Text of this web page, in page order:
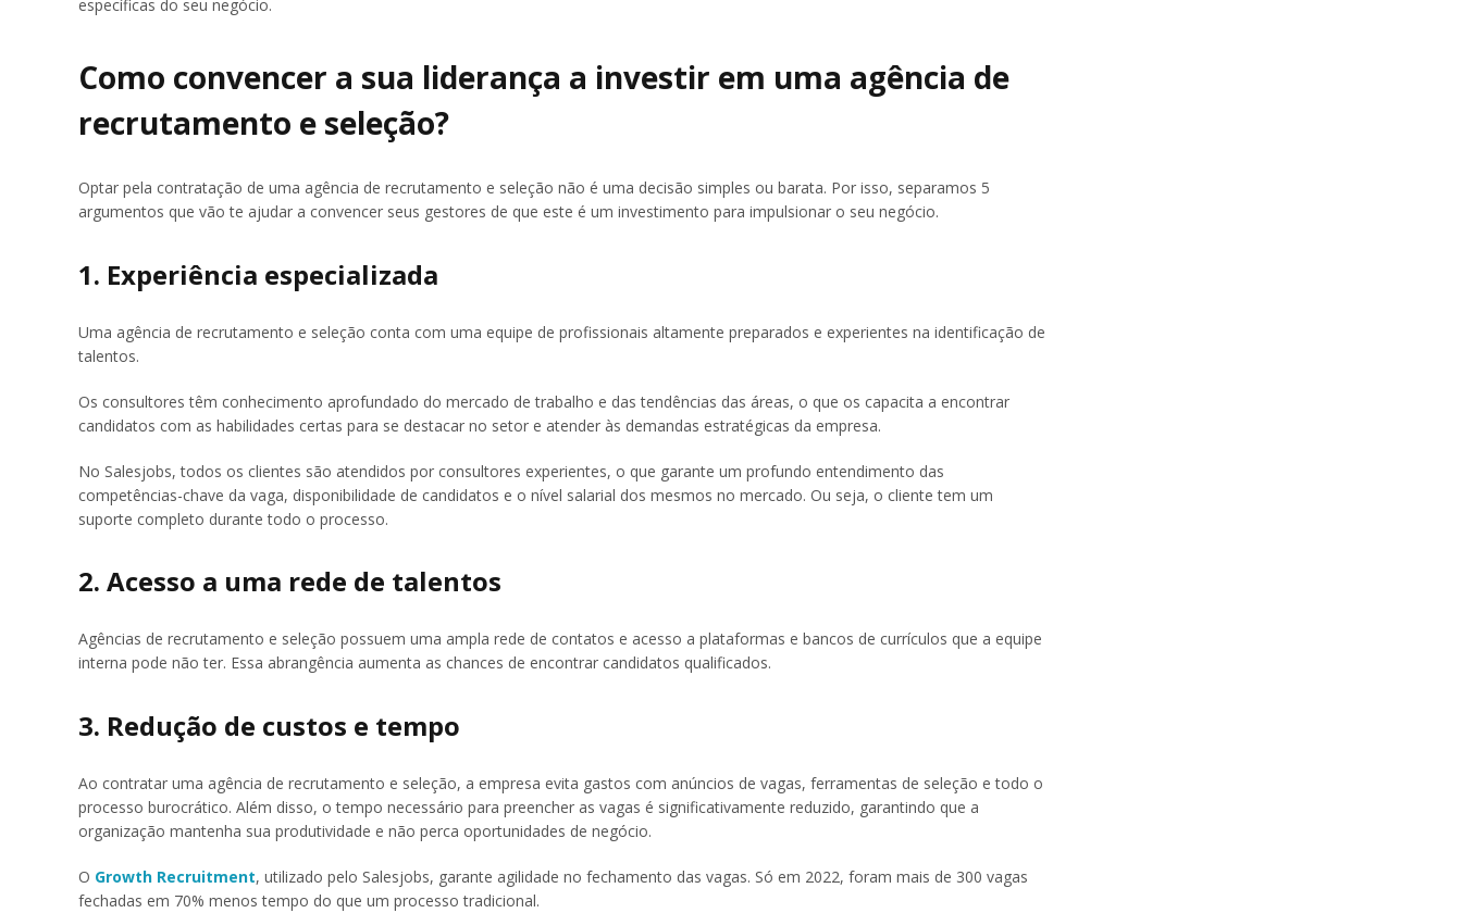
específicas do seu negócio.
Como convencer a sua liderança a investir em uma agência de
recrutamento e seleção?
Optar pela contratação de uma agência de recrutamento e seleção não é uma decisão simples ou barata. Por isso, separamos 5
argumentos que vão te ajudar a convencer seus gestores de que este é um investimento para impulsionar o seu negócio.
1. Experiência especializada
Uma agência de recrutamento e seleção conta com uma equipe de profissionais altamente preparados e experientes na identificação de
talentos.
Os consultores têm conhecimento aprofundado do mercado de trabalho e das tendências das áreas, o que os capacita a encontrar
candidatos com as habilidades certas para se destacar no setor e atender às demandas estratégicas da empresa.
No Salesjobs, todos os clientes são atendidos por consultores experientes, o que garante um profundo entendimento das
competências-chave da vaga, disponibilidade de candidatos e o nível salarial dos mesmos no mercado. Ou seja, o cliente tem um
suporte completo durante todo o processo.
2. Acesso a uma rede de talentos
Agências de recrutamento e seleção possuem uma ampla rede de contatos e acesso a plataformas e bancos de currículos que a equipe
interna pode não ter. Essa abrangência aumenta as chances de encontrar candidatos qualificados.
3. Redução de custos e tempo
Ao contratar uma agência de recrutamento e seleção, a empresa evita gastos com anúncios de vagas, ferramentas de seleção e todo o
processo burocrático. Além disso, o tempo necessário para preencher as vagas é significativamente reduzido, garantindo que a
organização mantenha sua produtividade e não perca oportunidades de negócio.
O Growth Recruitment, utilizado pelo Salesjobs, garante agilidade no fechamento das vagas. Só em 2022, foram mais de 300 vagas
fechadas em 70% menos tempo do que um processo tradicional.